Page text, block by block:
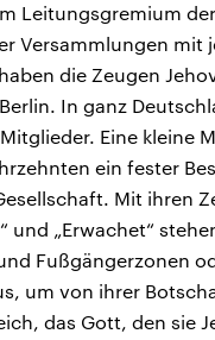
Leitungsgremium
Versammlungen mit
die Zeugen
In ganz
Eine kleine
ein fester
Mit ihren
und „Erwachet“
Fußgängerzonen
um von ihrer
das Gott, den sie